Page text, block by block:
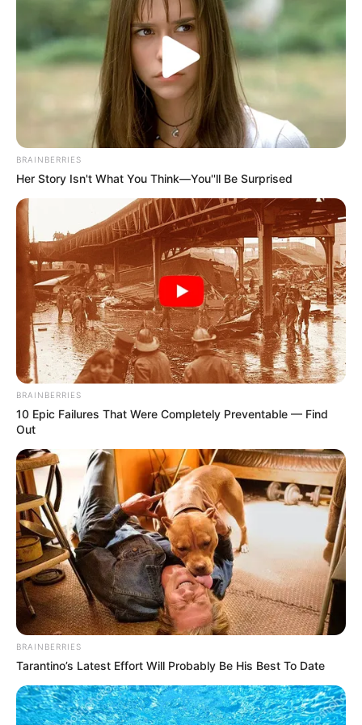
Produser: Deddy Mahendra Desta
Penulis Naskah: Imam Darto
Rumah Produksi: Anami Films, The Pretty Boys Picture
Channel TV: –
Jadwal Tayang: 19 September 2019
(foto: imdb)
Sinopsis
BRAINBERRIES
Her Story Isn't What You Think—You''ll Be Surprised
BRAINBERRIES
10 Epic Failures That Were Completely Preventable — Find
Out
BRAINBERRIES
Tarantino’s Latest Effort Will Probably Be His Best To Date